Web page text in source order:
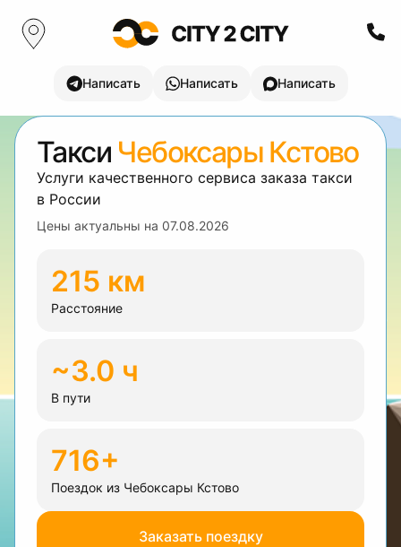
Написать Написать Написать
Такси Чебоксары Кстово
Услуги качественного сервиса заказа такси
в России
Цены актуальны на 07.08.2026
215 км
Расстояние
~3.0 ч
В пути
716+
Поездок из Чебоксары Кстово
Заказать поездку